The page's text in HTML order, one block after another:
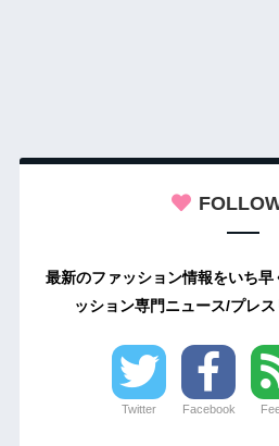
最新のファッション情報をいち
ッション専門ニュース/プレ
Twitter Facebook